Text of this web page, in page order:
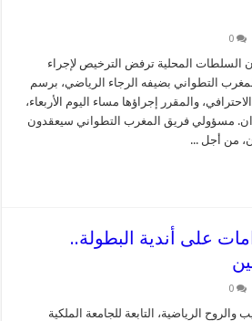
0
المحلية ترفض الترخيص لإجراء
التطواني بضيفه الرجاء الرياضي، برسم
الدوري الاحترافي، والمقرر إجراؤها مساء اليوم الأربعاء،
مسؤولي فريق المغرب التطواني سيعقدون
من أجل ...
على أندية البطولة..
0
والروح الرياضية، التابعة للجامعة الملكية